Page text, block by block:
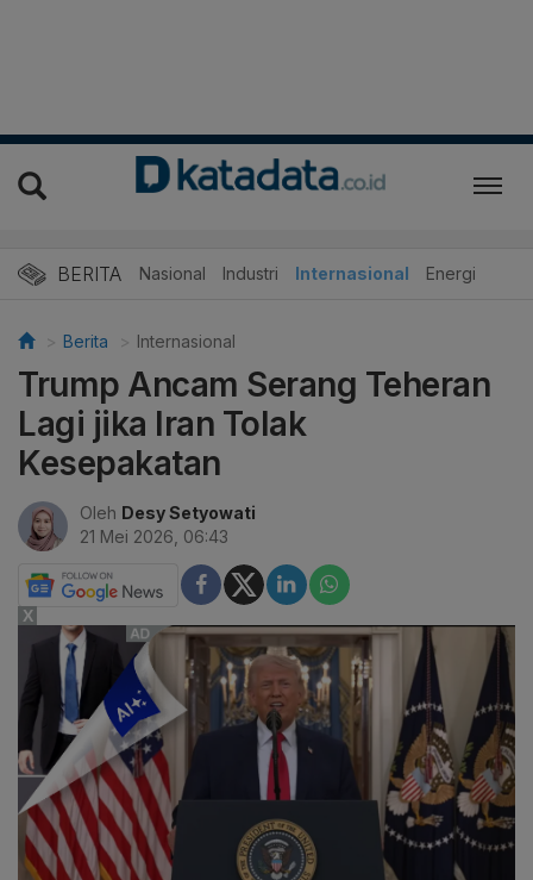
BERITA Nasional Industri Internasional Energi
Berita Internasional
Trump Ancam Serang Teheran
Lagi jika Iran Tolak
Kesepakatan
Oleh Desy Setyowati
21 Mei 2026, 06:43
X